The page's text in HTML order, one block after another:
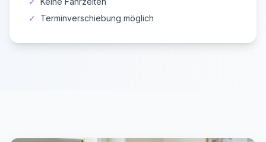
✓
Terminverschiebung möglich